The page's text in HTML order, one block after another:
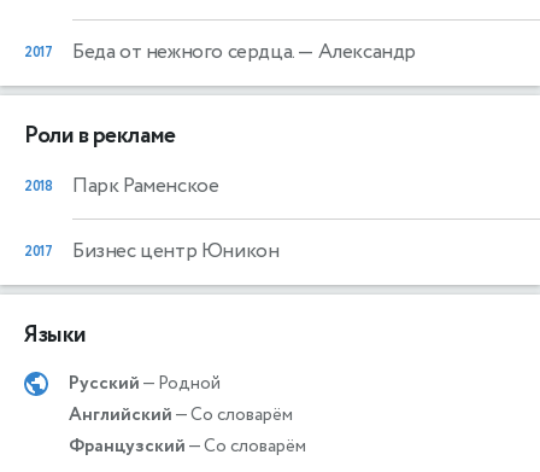
2017 Беда от нежного сердца.— Александр
Роли в рекламе
2018 Парк Раменское
2017 Бизнес центр Юникон
Языки
Русский— Родной
Английский— Со словарём
Французский— Со словарём